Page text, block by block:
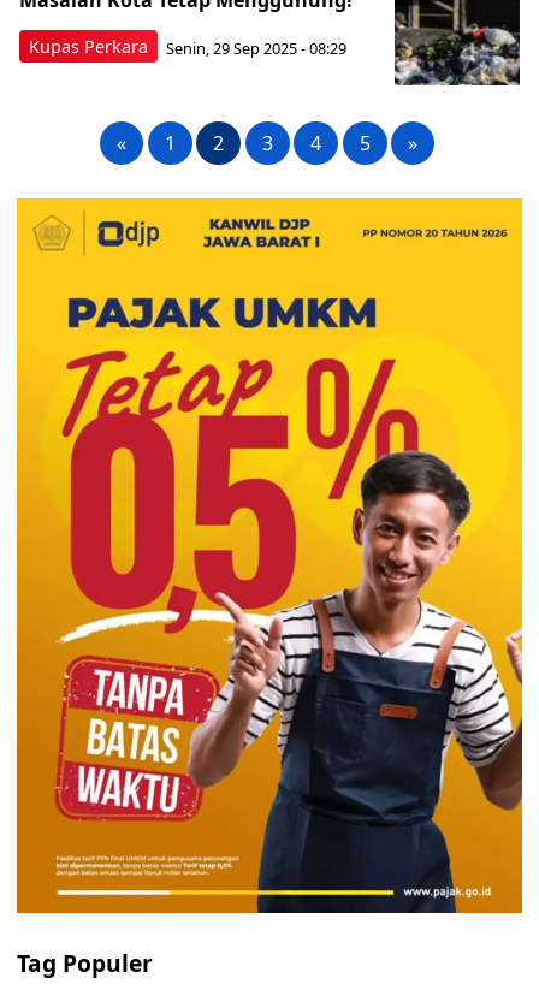
Kupas Perkara Senin, 29 Sep 2025 - 08:29
« 1 2 3 4 5 »
Tag Populer